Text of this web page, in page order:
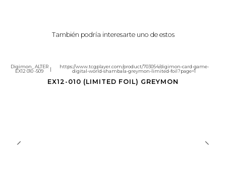
También podría interesarte uno de estos
Agotado
Digimon_ALTER
EX12 010 -509
|
https://www.tcgplayer.com/product/703054/digimon-card-game-
digital-world-shambala-greymon-limited-foil?page=1
EX12-010 (LIMITED FOIL) GREYMON